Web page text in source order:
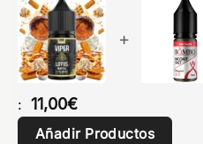
+
: 11,00€
Añadir Productos